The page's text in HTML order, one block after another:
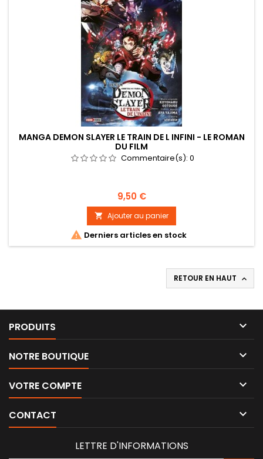
MANGA DEMON SLAYER LE TRAIN DE L INFINI - LE ROMAN
DU FILM
Commentaire(s): 0
Prix
9,50 €
 Ajouter au panier
 Derniers articles en stock
RETOUR EN HAUT 
PRODUITS 
NOTRE BOUTIQUE 
VOTRE COMPTE 
CONTACT 
LETTRE D'INFORMATIONS